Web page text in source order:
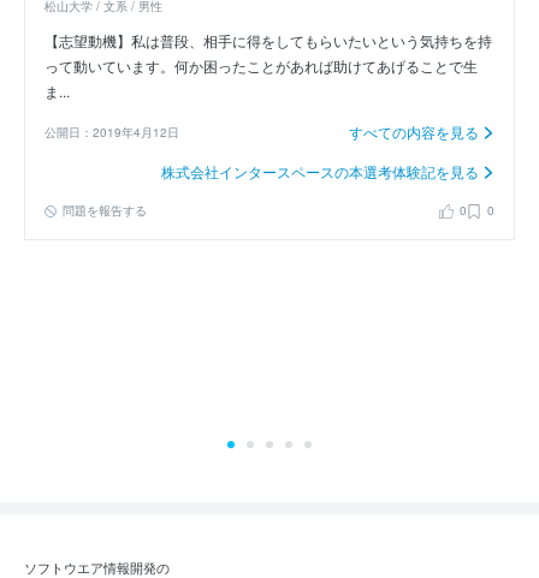
松山大学 / 文系 / 男性
【志望動機】私は普段、相手に得をしてもらいたいという気持ちを持
って動いています。何か困ったことがあれば助けてあげることで生
ま...
公開日：2019年4月12日
すべての内容を見る
株式会社インタースペースの本選考体験記を見る
問題を報告する 0 0
ソフトウエア情報開発の